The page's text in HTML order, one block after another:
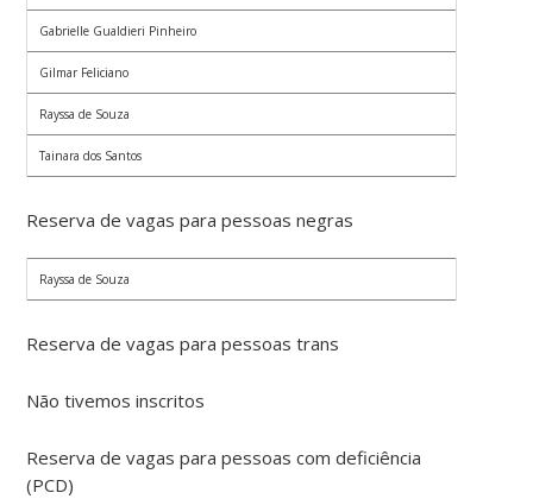
Gabrielle Gualdieri Pinheiro
Gilmar Feliciano
Rayssa de Souza
Tainara dos Santos
Reserva de vagas para pessoas negras
Rayssa de Souza
Reserva de vagas para pessoas trans
Não tivemos inscritos
Reserva de vagas para pessoas com deficiência
(PCD)